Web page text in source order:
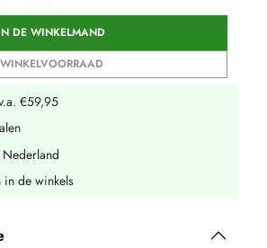
DE WINKELMAND
WINKELVOORRAAD
€59,95
in de winkels